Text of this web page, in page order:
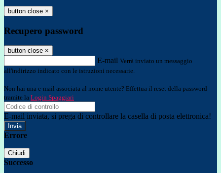
button close ×
Recupero password
button close ×
E-mail Verrà inviato un messaggio
all'indirizzo indicato con le istruzioni necessarie.
Non hai una e-mail associata al nome utente? Effettua il reset della password
tramite la Login Spaggiari
E-mail inviata, si prega di controllare la casella di posta elettronica!
Errore
Chiudi
Successo